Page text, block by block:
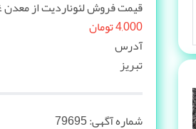
قیمت فروش لئوناردیت از
4,000 تومان
آدرس
تبریز
شماره آگهی:79695